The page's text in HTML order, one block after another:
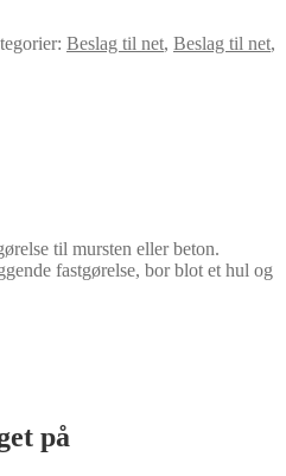
Beslag til net, Beslag til net,
til mursten eller beton.
fastgørelse, bor blot et hul og
på